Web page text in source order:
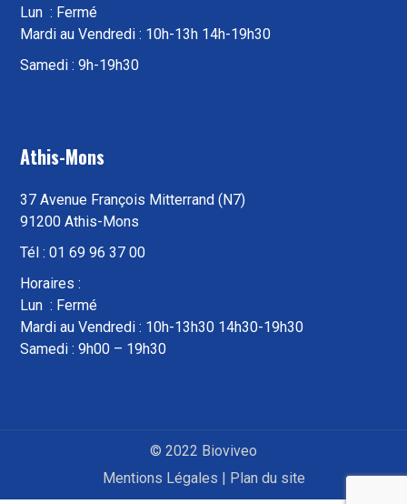
Lun : Fermé
Mardi au Vendredi : 10h-13h 14h-19h30
Samedi : 9h-19h30
Athis-Mons
37 Avenue François Mitterrand (N7)
91200 Athis-Mons
Tél : 01 69 96 37 00
Horaires :
Lun : Fermé
Mardi au Vendredi : 10h-13h30 14h30-19h30
Samedi : 9h00 – 19h30
© 2022 Bioviveo
Mentions Légales | Plan du site